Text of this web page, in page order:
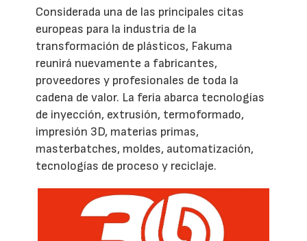
Considerada una de las principales citas
europeas para la industria de la
transformación de plásticos, Fakuma
reunirá nuevamente a fabricantes,
proveedores y profesionales de toda la
cadena de valor. La feria abarca tecnologías
de inyección, extrusión, termoformado,
impresión 3D, materias primas,
masterbatches, moldes, automatización,
tecnologías de proceso y reciclaje.